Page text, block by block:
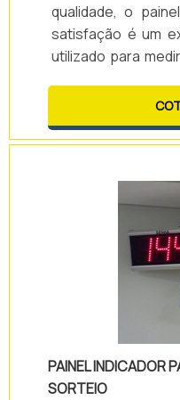
qualidade, o
satisfação é um
utilizado para
auxiliando
atendimento e
profissionais e
de modelos
exemplo:PRO-
de 2,3. Painel
PAINEL INDICADOR
SORTEIO